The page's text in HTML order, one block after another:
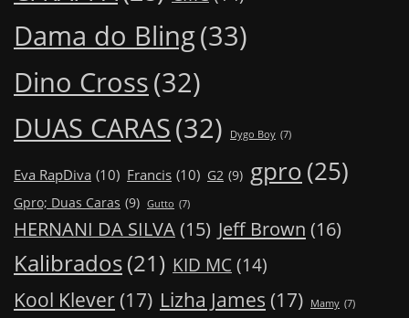
Dama do Bling(33)
Dino Cross(32)
DUAS CARAS(32) Dygo Boy (7)
Eva RapDiva (10) Francis (10) G2 (9) gpro(25)
Gpro; Duas Caras (9) Gutto (7)
HERNANI DA SILVA(15) Jeff Brown (16)
Kalibrados(21) KID MC (14)
Kool Klever (17) Lizha James (17) Mamy (7)